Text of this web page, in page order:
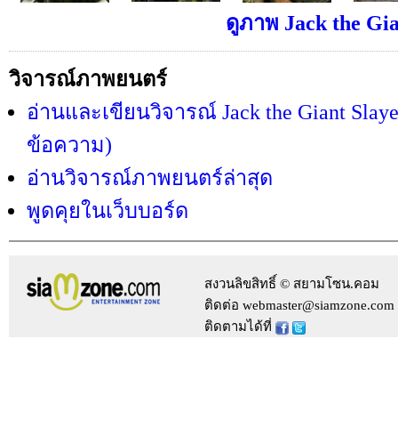
ดูภาพ Jack the
วิจารณ์ภาพยนตร์
อ่านและเขียนวิจารณ์ Jack the Giant
ข้อความ)
อ่านวิจารณ์ภาพยนตร์ล่าสุด
พูดคุยในเว็บบอร์ด
สงวนลิขสิทธิ์ © สยามโซน.คอม
ติดต่อ webmaster@siamzone.com
ติดตามได้ที่